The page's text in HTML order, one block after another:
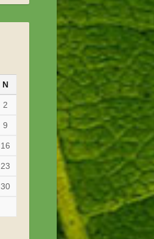
N
2
9
16
23
30